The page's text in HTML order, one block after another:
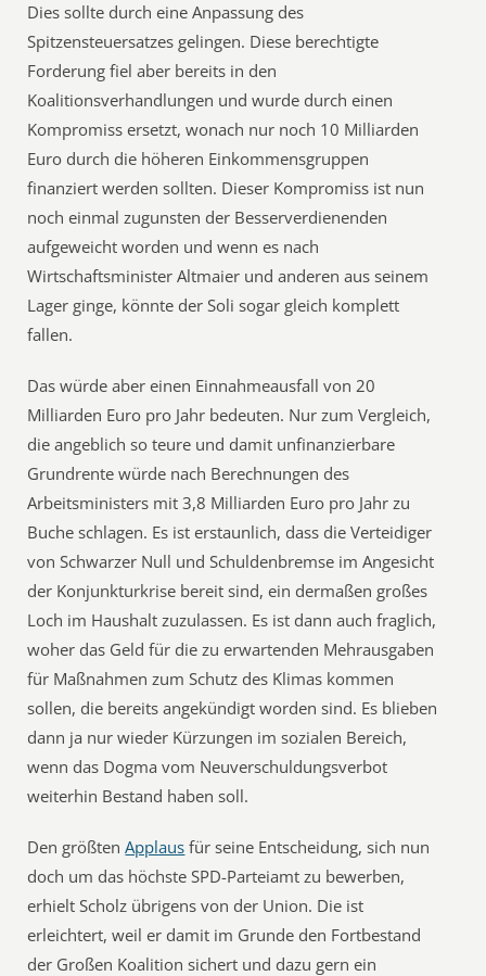
Dies sollte durch eine Anpassung des
Spitzensteuersatzes gelingen. Diese berechtigte
Forderung fiel aber bereits in den
Koalitionsverhandlungen und wurde durch einen
Kompromiss ersetzt, wonach nur noch 10 Milliarden
Euro durch die höheren Einkommensgruppen
finanziert werden sollten. Dieser Kompromiss ist nun
noch einmal zugunsten der Besserverdienenden
aufgeweicht worden und wenn es nach
Wirtschaftsminister Altmaier und anderen aus seinem
Lager ginge, könnte der Soli sogar gleich komplett
fallen.
Das würde aber einen Einnahmeausfall von 20
Milliarden Euro pro Jahr bedeuten. Nur zum Vergleich,
die angeblich so teure und damit unfinanzierbare
Grundrente würde nach Berechnungen des
Arbeitsministers mit 3,8 Milliarden Euro pro Jahr zu
Buche schlagen. Es ist erstaunlich, dass die Verteidiger
von Schwarzer Null und Schuldenbremse im Angesicht
der Konjunkturkrise bereit sind, ein dermaßen großes
Loch im Haushalt zuzulassen. Es ist dann auch fraglich,
woher das Geld für die zu erwartenden Mehrausgaben
für Maßnahmen zum Schutz des Klimas kommen
sollen, die bereits angekündigt worden sind. Es blieben
dann ja nur wieder Kürzungen im sozialen Bereich,
wenn das Dogma vom Neuverschuldungsverbot
weiterhin Bestand haben soll.
Den größtenApplaus für seine Entscheidung, sich nun
doch um das höchste SPD-Parteiamt zu bewerben,
erhielt Scholz übrigens von der Union. Die ist
erleichtert, weil er damit im Grunde den Fortbestand
der Großen Koalition sichert und dazu gern ein